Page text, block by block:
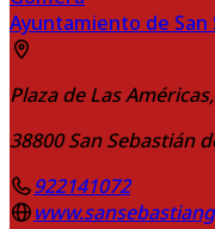
Ayuntamiento de San
Plaza de Las
38800 San Sebastián
922141072